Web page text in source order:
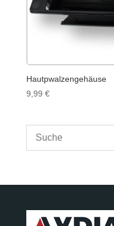
Hautpwalzengehäuse
9,99 €